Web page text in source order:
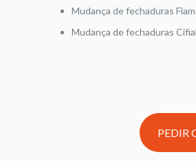
Mudança de fechaduras
Mudança de fechaduras
PEDIR